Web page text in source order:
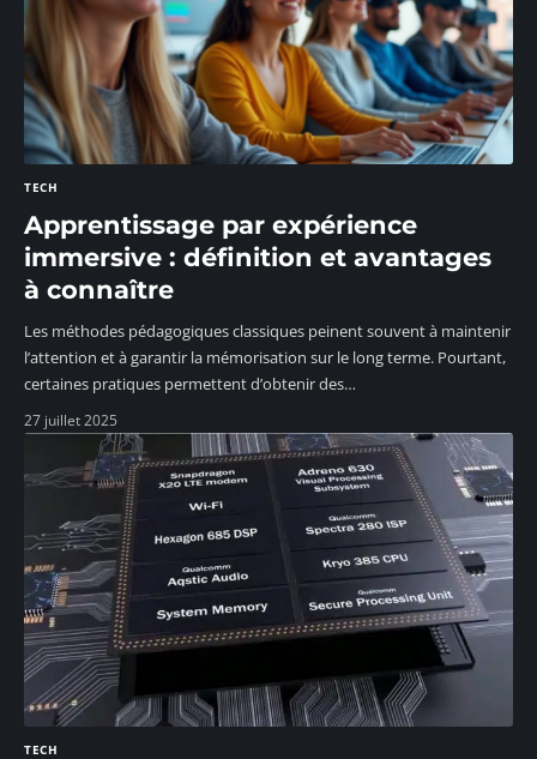
TECH
Apprentissage par expérience
immersive : définition et avantages
à connaître
Les méthodes pédagogiques classiques peinent souvent à maintenir
l’attention et à garantir la mémorisation sur le long terme. Pourtant,
certaines pratiques permettent d’obtenir des…
27 juillet 2025
TECH